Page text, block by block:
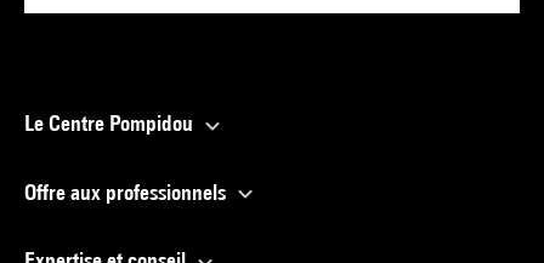
Le Centre Pompidou
Offre aux professionnels